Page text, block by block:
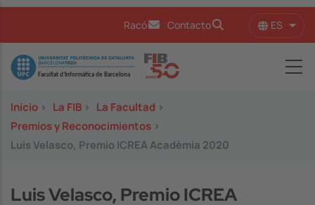
Racó Contacto ES
Image
Inicio > La FIB > La Facultad >
Premios y Reconocimientos >
Luis Velasco, Premio ICREA Acadèmia 2020
Luis Velasco, Premio ICREA